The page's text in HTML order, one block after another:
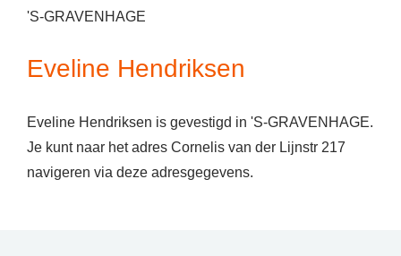
'S-GRAVENHAGE
Eveline Hendriksen
Eveline Hendriksen is gevestigd in 'S-GRAVENHAGE.
Je kunt naar het adres Cornelis van der Lijnstr 217
navigeren via deze adresgegevens.